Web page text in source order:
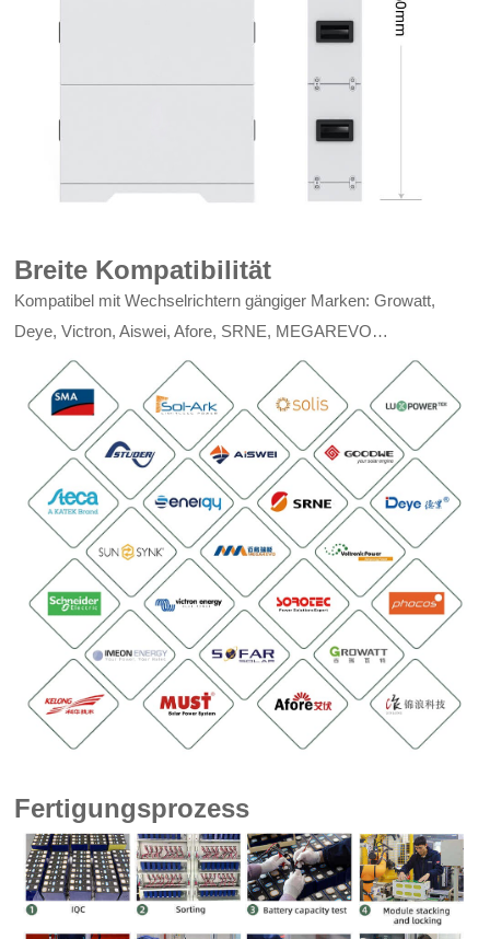
Breite Kompatibilität
Kompatibel mit Wechselrichtern gängiger Marken: Growatt,
Deye, Victron, Aiswei, Afore, SRNE, MEGAREVO…
Fertigungsprozess